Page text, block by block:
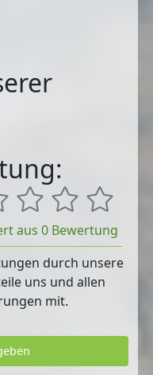
aus 0 Bewertung
durch unsere
uns und allen
mit.